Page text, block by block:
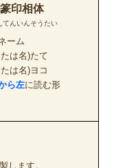
印相体
てんいんそうたい
ーム
は名)たて
は名)ヨコ
ら左に読む形
します。